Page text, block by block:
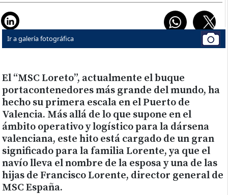
Ir a galería fotográfica
El “MSC Loreto”, actualmente el buque
portacontenedores más grande del mundo, ha
hecho su primera escala en el Puerto de
Valencia. Más allá de lo que supone en el
ámbito operativo y logístico para la dársena
valenciana, este hito está cargado de un gran
significado para la familia Lorente, ya que el
navío lleva el nombre de la esposa y una de las
hijas de Francisco Lorente, director general de
MSC España.